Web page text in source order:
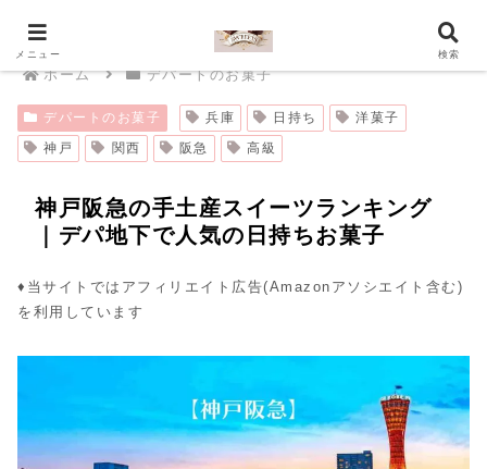
ホーム デパートのお菓子
デパートのお菓子 兵庫 日持ち
洋菓子
神戸
関西 阪急 高級
神戸阪急の手土産スイーツランキング
｜デパ地下で人気の日持ちお菓子
♦︎当サイトではアフィリエイト広告(Amazonアソシエイト含む)
を利用しています
メニュー 検索